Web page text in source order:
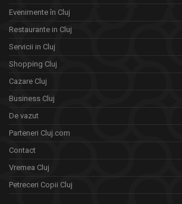
Evenimente în Cluj
Restaurante in Cluj
Servicii in Cluj
Shopping Cluj
Cazare Cluj
Business Cluj
De vazut
Parteneri Cluj.com
Contact
Vremea Cluj
Petreceri Copii Cluj